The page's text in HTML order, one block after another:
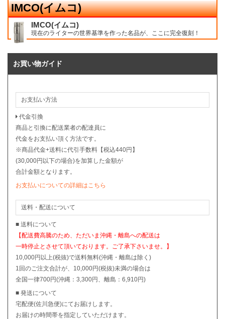
IMCO(イムコ)
IMCO(イムコ)
現在のライターの世界基準を作った名品が、ここに完全復刻！
お買い物ガイド
お支払い方法
代金引換
商品と引換に配送業者の配達員に
代金をお支払い頂く方法です。
※商品代金+送料に代引手数料【税込440円】
(30,000円以下の場合)を加算した金額が
合計金額となります。
お支払いについての詳細はこちら
送料・配送について
■ 送料について
【配送費高騰のため、ただいま沖縄・離島への配送は
一時停止とさせて頂いております。ご了承下さいませ。】
10,000円以上(税抜)で送料無料(沖縄・離島は除く)
1回のご注文合計が、10,000円(税抜)未満の場合は
全国一律700円(沖縄：3,300円、離島：6,910円)
■ 発送について
宅配便(佐川急便)にてお届けします。
お届けの時間帯を指定していただけます。